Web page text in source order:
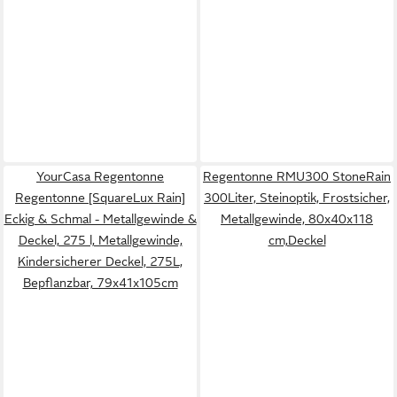
YourCasa Regentonne
Regentonne [SquareLux Rain]
Eckig & Schmal - Metallgewinde &
Deckel, 275 l, Metallgewinde,
Kindersicherer Deckel, 275L,
Bepflanzbar, 79x41x105cm
Regentonne RMU300 StoneRain
300Liter, Steinoptik, Frostsicher,
Metallgewinde, 80x40x118
cm,Deckel